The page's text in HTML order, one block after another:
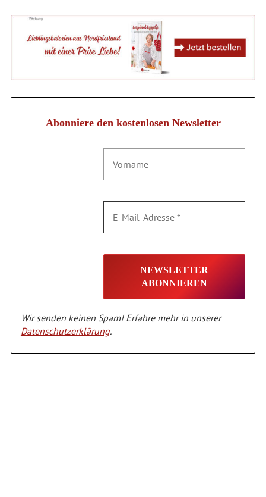
Abonniere den kostenlosen Newsletter
Wir senden keinen Spam! Erfahre mehr in unserer
Datenschutzerklärung.
Alternative: